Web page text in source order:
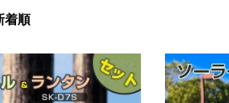
着順